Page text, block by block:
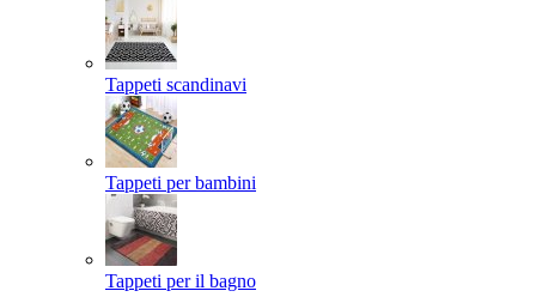
Tappeti scandinavi
Tappeti per bambini
Tappeti per il bagno